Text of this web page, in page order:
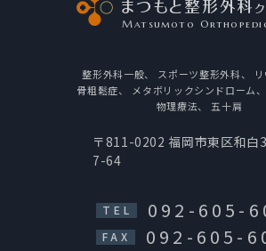
まつもと整形外科
Matsumoto
整形外科一般、 スポーツ整形外科、
骨粗鬆症、
メタボリックシンドローム、
物理療法、
五十肩
〒811-0202福岡市東区和白
7-64
TEL 092-605-
FAX 092-605-